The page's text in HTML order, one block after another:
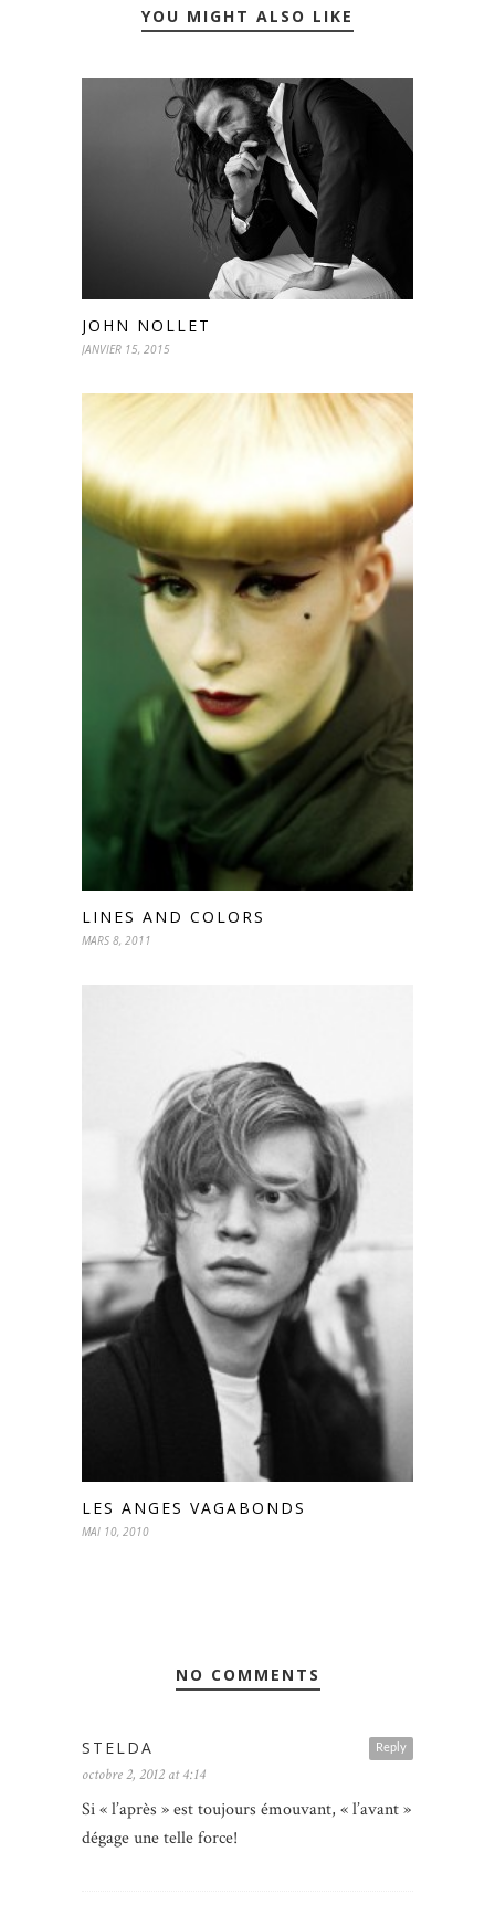
YOU MIGHT ALSO LIKE
JOHN NOLLET
JANVIER 15, 2015
LINES AND COLORS
MARS 8, 2011
LES ANGES VAGABONDS
MAI 10, 2010
NO COMMENTS
Reply
STELDA
octobre 2, 2012 at 4:14
Si « l’après » est toujours émouvant, « l’avant »
dégage une telle force!